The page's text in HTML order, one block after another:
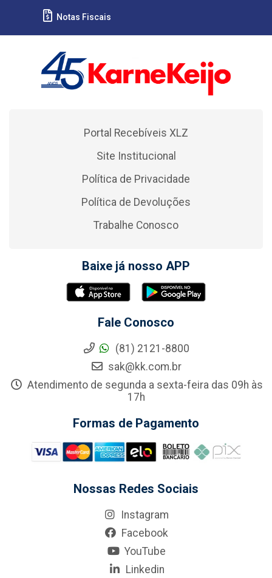
Notas Fiscais
Portal Recebíveis XLZ
Site Institucional
Política de Privacidade
Política de Devoluções
Trabalhe Conosco
Baixe já nosso APP
Fale Conosco
(81) 2121-8800
sak@kk.com.br
Atendimento de segunda a sexta-feira das 09h às
17h
Formas de Pagamento
Nossas Redes Sociais
Instagram
Facebook
YouTube
Linkedin